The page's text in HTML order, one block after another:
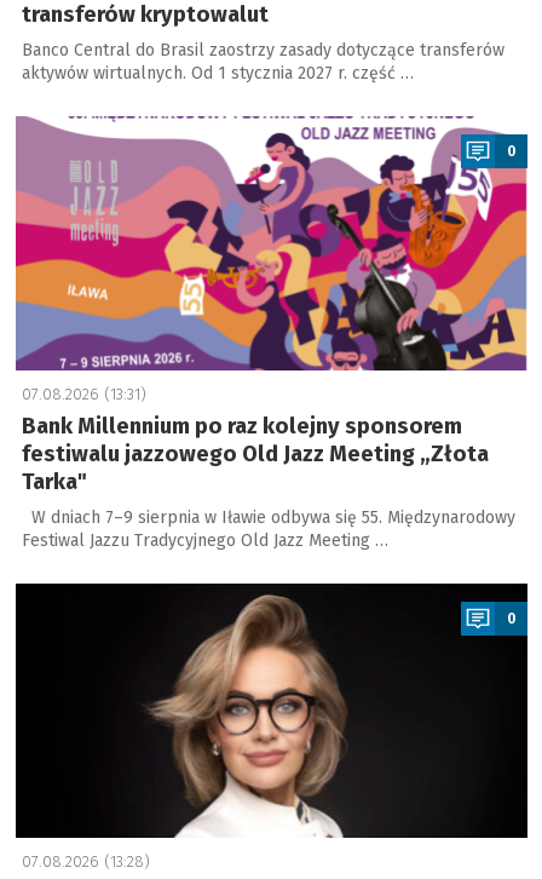
transferów kryptowalut
Banco Central do Brasil zaostrzy zasady dotyczące transferów
aktywów wirtualnych. Od 1 stycznia 2027 r. część …
a
0
07.08.2026 (13:31)
Bank Millennium po raz kolejny sponsorem
festiwalu jazzowego Old Jazz Meeting „Złota
Tarka"
W dniach 7–9 sierpnia w Iławie odbywa się 55. Międzynarodowy
Festiwal Jazzu Tradycyjnego Old Jazz Meeting …
a
0
07.08.2026 (13:28)